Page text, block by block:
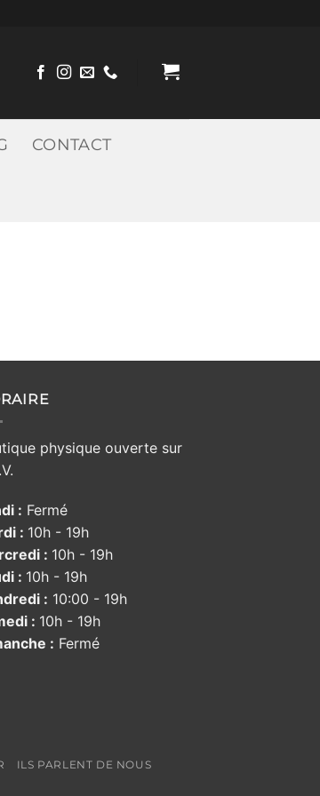
CONTACT
physique ouverte sur
: Fermé
: 10h - 19h
: 10h - 19h
: 10h - 19h
: 10:00 - 19h
: 10h - 19h
: Fermé
ILS PARLENT DE NOUS